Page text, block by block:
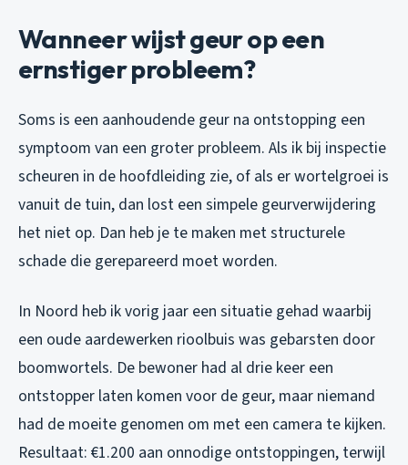
Wanneer wijst geur op een
ernstiger probleem?
Soms is een aanhoudende geur na ontstopping een
symptoom van een groter probleem. Als ik bij inspectie
scheuren in de hoofdleiding zie, of als er wortelgroei is
vanuit de tuin, dan lost een simpele geurverwijdering
het niet op. Dan heb je te maken met structurele
schade die gerepareerd moet worden.
In Noord heb ik vorig jaar een situatie gehad waarbij
een oude aardewerken rioolbuis was gebarsten door
boomwortels. De bewoner had al drie keer een
ontstopper laten komen voor de geur, maar niemand
had de moeite genomen om met een camera te kijken.
Resultaat: €1.200 aan onnodige ontstoppingen, terwijl